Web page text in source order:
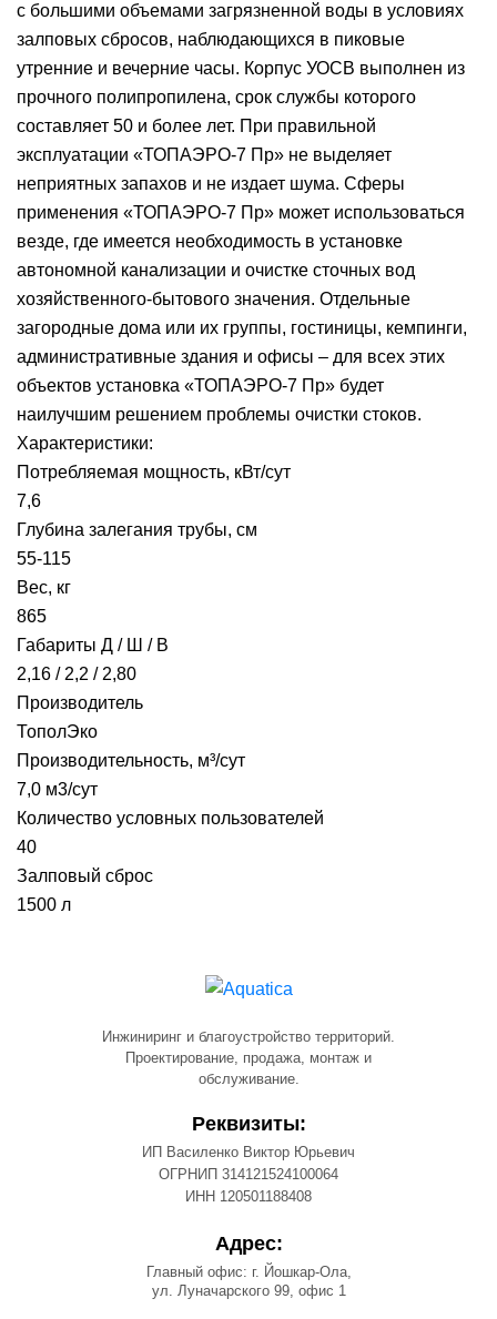
с большими объемами загрязненной воды в условиях
залповых сбросов, наблюдающихся в пиковые
утренние и вечерние часы. Корпус УОСВ выполнен из
прочного полипропилена, срок службы которого
составляет 50 и более лет. При правильной
эксплуатации «ТОПАЭРО-7 Пр» не выделяет
неприятных запахов и не издает шума. Сферы
применения «ТОПАЭРО-7 Пр» может использоваться
везде, где имеется необходимость в установке
автономной канализации и очистке сточных вод
хозяйственного-бытового значения. Отдельные
загородные дома или их группы, гостиницы, кемпинги,
административные здания и офисы – для всех этих
объектов установка «ТОПАЭРО-7 Пр» будет
наилучшим решением проблемы очистки стоков.
Характеристики:
Потребляемая мощность, кВт/сут
7,6
Глубина залегания трубы, см
55-115
Вес, кг
865
Габариты Д / Ш / В
2,16 / 2,2 / 2,80
Производитель
ТополЭко
Производительность, м³/сут
7,0 м3/сут
Количество условных пользователей
40
Залповый сброс
1500 л
Инжиниринг и благоустройство территорий.
Проектирование, продажа, монтаж и
обслуживание.
Реквизиты:
ИП Василенко Виктор Юрьевич
ОГРНИП 314121524100064
ИНН 120501188408
Адрес:
Главный офис: г. Йошкар-Ола,
ул. Луначарского 99, офис 1